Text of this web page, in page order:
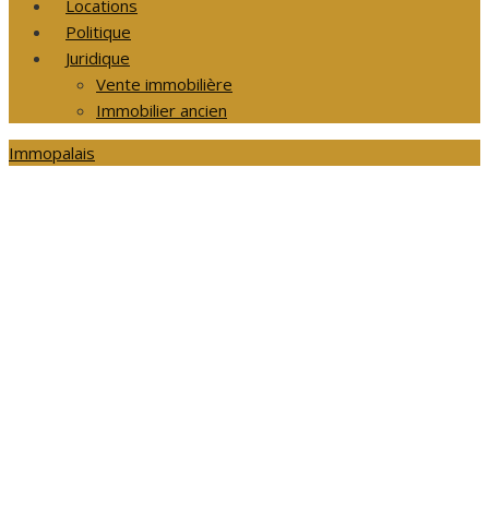
Locations
Politique
Juridique
Vente immobilière
Immobilier ancien
Immopalais